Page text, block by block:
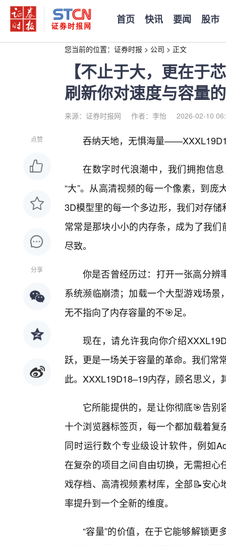
首页 快讯 要闻 股市
您当前的位置： 证券时报 > 公司 > 正文
【不止于大，更在于
刷新你对速度与容量
来源：证券时报网 作者：李怡 2026-02-10
点赞
分享
吞纳天地，无惧海量
在数字时代浪潮中，我们拥抱信
“大”。从高清视频的每一个像素，到
3D模型里的每一个多边形，我们对存
常常是那块小小的内存条，成为了我
尽致。
你是否曾经历过：打开一张高分辨
系统濒临崩溃；加载一个大型游戏场
无不指向了内存容量的不🎯足。
现在，请允许我向你介绍
跃，更是一场关于容量的革命。我们常
此。XXXL19D18–19内存，顾名思义，
它所能提供的，是让你彻底🎯告
十个浏览器标签页，每一个都加载着
同时运行数个专业级设计软件，例如
在复杂的项目之间自由切换，无需担
戏存档、高清视频素材库，全部📝安
率提升到一个全新的维度。
“容量”的价值，在于它能够解锁